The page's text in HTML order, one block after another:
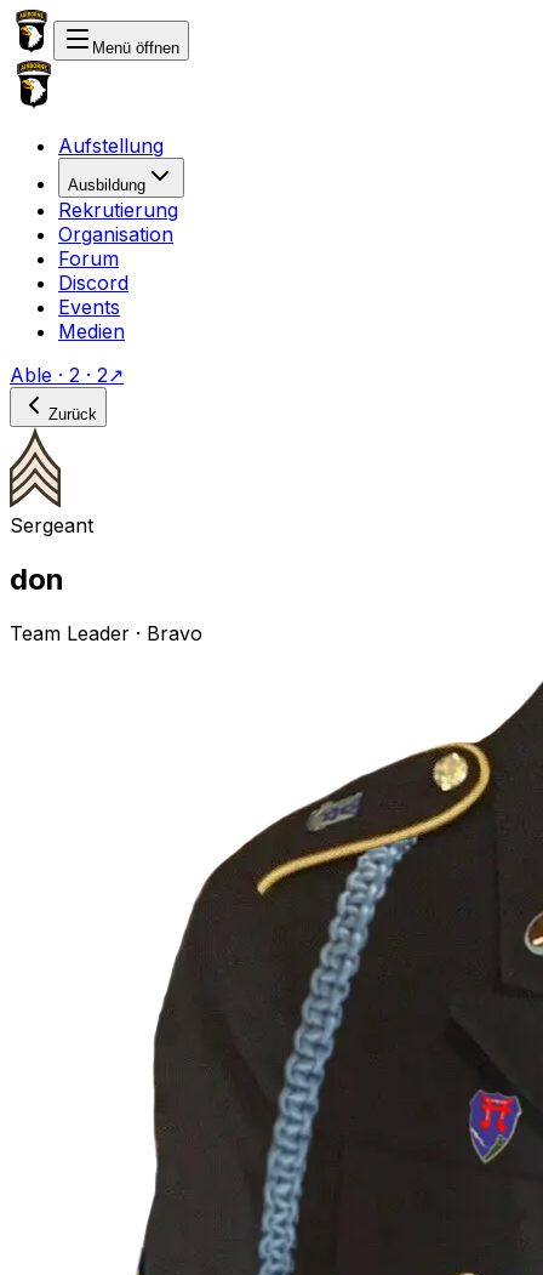
Menü öffnen
Aufstellung
Ausbildung
Rekrutierung
Organisation
Forum
Discord
Events
Medien
Able · 2 · 2↗
Zurück
Sergeant
don
Team Leader · Bravo